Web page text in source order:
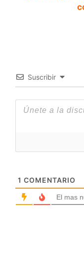
Suscribir
1 COMENTARIO
El mas